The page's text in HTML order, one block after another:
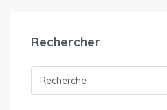
Rechercher